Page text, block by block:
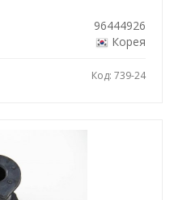
96444926
Корея
Код: 739-24